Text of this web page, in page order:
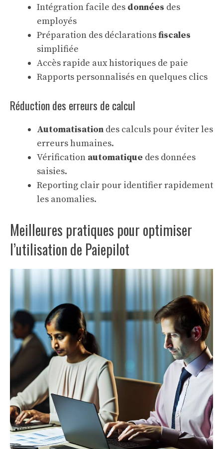
Intégration facile des données des
employés
Préparation des déclarationsfiscales
simplifiée
Accès rapide aux historiques de paie
Rapports personnalisés en quelques clics
Réduction des erreurs de calcul
Automatisation des calculs pour éviter les
erreurs humaines.
Vérification automatique des données
saisies.
Reporting clair pour identifier rapidement
les anomalies.
Meilleures pratiques pour optimiser
l’utilisation de Paiepilot